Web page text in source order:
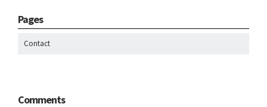
Pages
Contact
Comments